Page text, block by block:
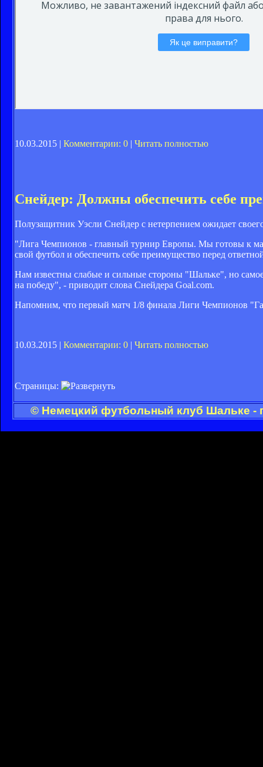
10.03.2015 | Комментарии: 0 | Читать полностью
Снейдер: Должны обеспечить себе
Полузащитник Уэсли Снейдер с нетерпением ожидает
"Лига Чемпионов - главный турнир Европы. Мы готовы к
свой футбол и обеспечить себе преимущество перед
Нам известны слабые и сильные стороны "Шальке", но
на победу", - приводит слова Снейдера Goal.com.
Напомним, что первый матч 1/8 финала Лиги Чемпионов
10.03.2015 | Комментарии: 0 | Читать полностью
Страницы:
© Немецкий футбольный клуб Шальке -